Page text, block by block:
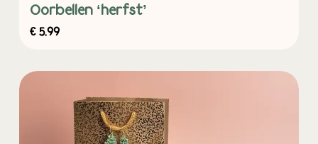
Oorbellen ‘herfst’
€5,99